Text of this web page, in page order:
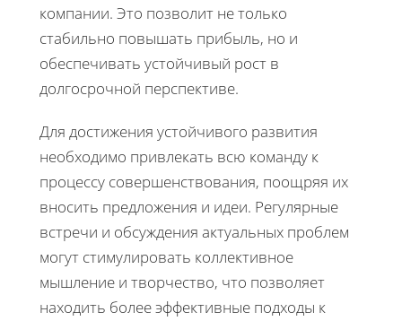
компании. Это позволит не только
стабильно повышать прибыль, но и
обеспечивать устойчивый рост в
долгосрочной перспективе.
Для достижения устойчивого развития
необходимо привлекать всю команду к
процессу совершенствования, поощряя их
вносить предложения и идеи. Регулярные
встречи и обсуждения актуальных проблем
могут стимулировать коллективное
мышление и творчество, что позволяет
находить более эффективные подходы к